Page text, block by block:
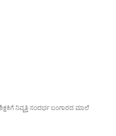
ನಿವೃತ್ತಿ ಸಂದರ್ಭ ಬಂಗಾರದ ಮಾಲೆ